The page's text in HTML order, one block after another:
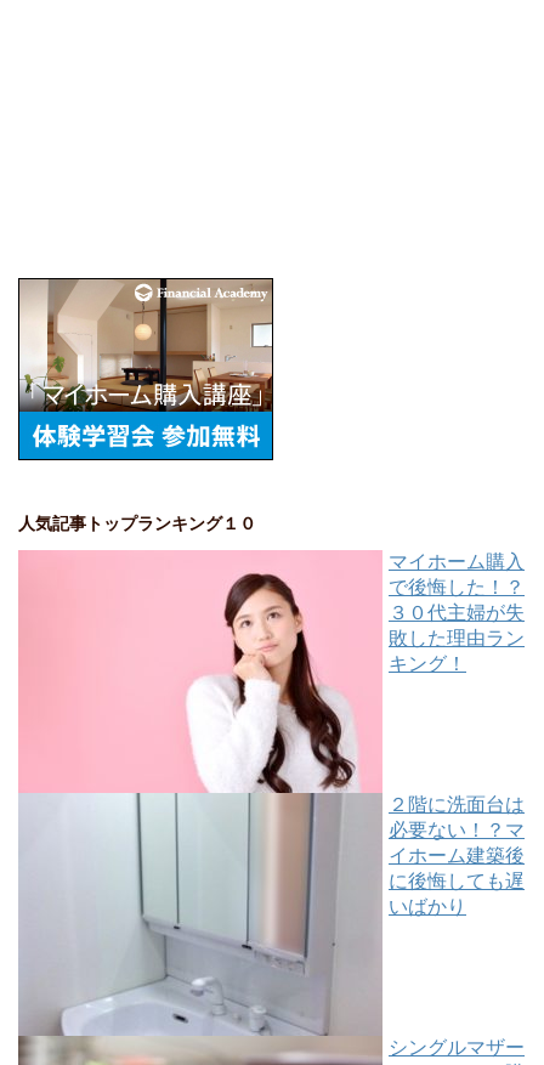
人気記事トップランキング１０
マイホーム購入
で後悔した！？
３０代主婦が失
敗した理由ラン
キング！
２階に洗面台は
必要ない！？マ
イホーム建築後
に後悔しても遅
いばかり
シングルマザー